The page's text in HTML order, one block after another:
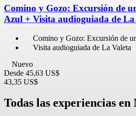
Comino y Gozo: Excursión de
Azul + Visita audioguiada de La
Comino y Gozo: Excursión de
Visita audioguiada de La Valeta
Nuevo
Desde 45,63 US$
43,35 US$
Todas las experiencias